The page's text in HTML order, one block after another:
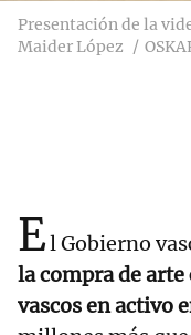
Presentación de la
Maider López
El Gobierno
la compra de
vascos en activo